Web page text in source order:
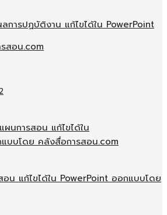
การปฏบัติงาน แก้ไขได้ใน PowerPoint
สอน.com
น แก้ไขได้ใน PowerPoint ออกแบบโดย